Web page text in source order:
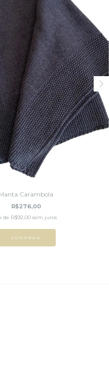
Carambola
R$276,00
de R$92,00 sem juros
COMPRAR